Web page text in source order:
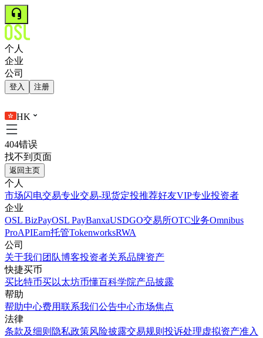
个人
企业
公司
登入 注册
HK
404错误
找不到页面
返回主页
个人
市场闪电交易专业交易-现货定投推荐好友VIP专业投资者
企业
OSL BizPayOSL PayBanxaUSDGO交易所OTC业务Omnibus
ProAPIEarn托管TokenworksRWA
公司
关于我们团队博客投资者关系品牌资产
快捷买币
买比特币买以太坊币懂百科学院产品披露
帮助
帮助中心费用联系我们公告中心市场焦点
法律
条款及细则 隐私政策风险披露交易规则 投诉处理虚拟资产准入